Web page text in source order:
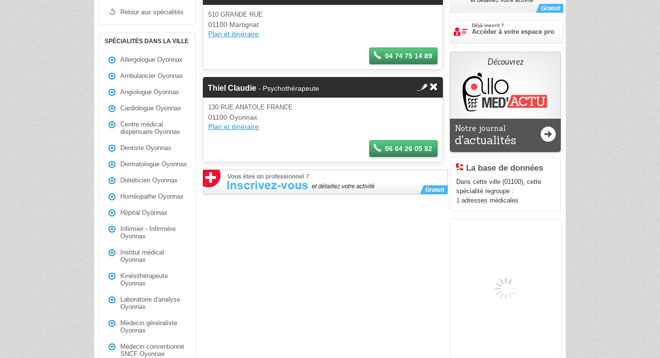
Retour aux spécialités
SPÉCIALITÉS DANS LA VILLE
Allergologue Oyonnax
Ambulancier Oyonnax
Angiologue Oyonnax
Cardiologue Oyonnax
Centre médical
dispensaire Oyonnax
Dentiste Oyonnax
Dermatologue Oyonnax
Diététicien Oyonnax
Homéopathe Oyonnax
Hôpital Oyonnax
Infirmier - Infirmière
Oyonnax
Institut médical
Oyonnax
Kinésithérapeute
Oyonnax
Laboratoire d'analyse
Oyonnax
Médecin généraliste
Oyonnax
Médecin conventionné
SNCF Oyonnax
510 GRANDE RUE
01100 Martignat
Plan et itinéraire
04 74 75 14 89
Thiel Claudie - Psychothérapeute
130 RUE ANATOLE FRANCE
01100 Oyonnax
Plan et itinéraire
06 64 26 05 82
Déjà inscrit ?
Accéder à votre espace pro
Découvrez
Notre journal
d'actualités
La base de données
Dans cette ville (01100), cette
spécialité regroupe :
1 adresses médicales